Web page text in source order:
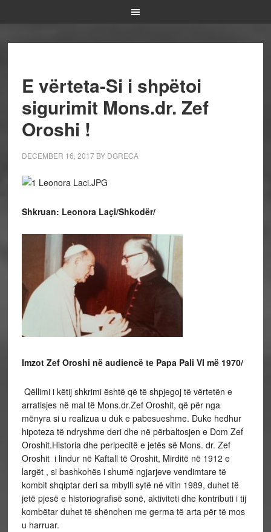
E vërteta-Si i shpëtoi
sigurimit Mons.dr. Zef
Oroshi !
DECEMBER 16, 2017BY DGRECA
Shkruan: Leonora Laçi/Shkodër/
Imzot Zef Oroshi në audiencë te Papa Pali VI më 1970/
Qëllimi i këtij shkrimi është që të shpjegoj të vërtetën e
arratisjes në mal të Mons.dr.Zef Oroshit, që për nga
mënyra si u realizua u duk e pabesueshme. Duke hedhur
hipoteza të ndryshme deri dhe në përbaltosjen e Dom Zef
Oroshit.Historia dhe peripecitë e jetës së Mons. dr. Zef
Oroshit i lindur në Kaftall të Oroshit, Mirditë në 1912 e
largët , si bashkohës i shumë ngjarjeve vendimtare të
kombit shqiptar deri sa mbylli sytë në vitin 1989, duhet të
jetë pjesë e historiografisë sonë, aktiviteti dhe kontributi i tij
kombëtar duhet të shënohen me germa të arta për të mos
u harruar.